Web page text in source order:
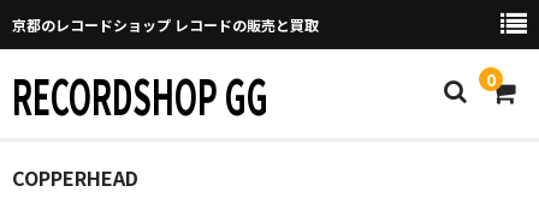
京都のレコードショップ レコードの販売と買取
RECORDSHOP GG 0
Home
COPPERHEAD